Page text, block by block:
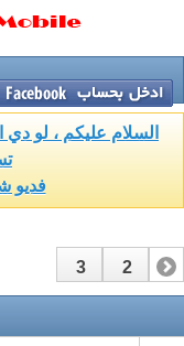
السلام عليكم ، لو
فديو
1
2
3